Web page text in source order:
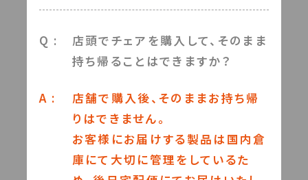
Q :
店頭でチェアを購入して、そのまま
持ち帰ることはできますか？
A :
店舗で購入後、そのままお持ち帰
りはできません。
お客様にお届けする製品は国内倉
庫にて大切に管理をしているた